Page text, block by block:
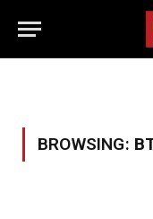
BROWSING: